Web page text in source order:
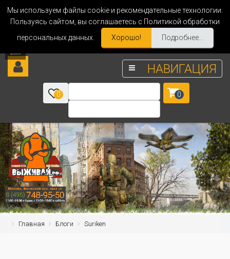
Мы используем файлы cookie и рекомендательные технологии.
Пользуясь сайтом, вы соглашаетесь с Политикой обработки
персональных данных.
Хорошо! Подробнее...
НАВИГАЦИЯ
0 0
Главная Блоги Suriken